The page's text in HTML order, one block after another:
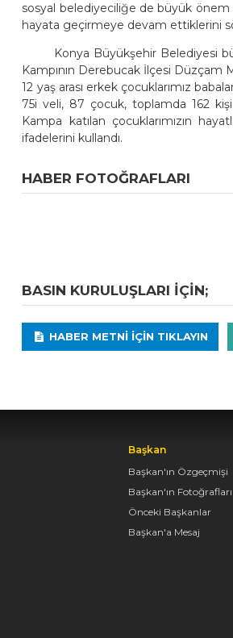
sosyal belediyeciliğe de büyük
hayata geçirmeye devam ettiklerini
Konya Büyükşehir Belediyesi
Kampının Derebucak İlçesi
12 yaş arası erkek çocuklarımız
75i veli, 87 çocuk, toplamda 162
Kampa katılan çocuklarımızın
ifadelerini kullandı.
HABER FOTOĞRAFLARI
BASIN KURULUŞLARI IÇIN;
HABER METNI IÇIN TIKLAYIN
Başkan
Başkan'ın Özgeçmişi
Başkan'ın Fotoğrafları
Önceki Başkanlar
Başkan'a Mesaj